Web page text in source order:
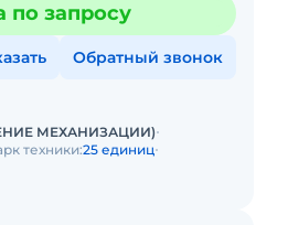
по запросу
Обратный звонок
МЕХАНИЗАЦИИ)
техники:25 единиц